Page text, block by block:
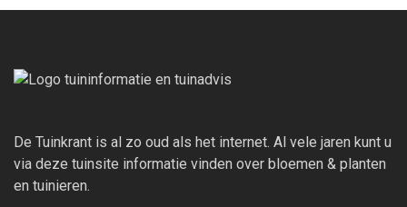
De Tuinkrant is al zo oud als het internet. Al vele jaren kunt u
via deze tuinsite informatie vinden over bloemen & planten
en tuinieren.